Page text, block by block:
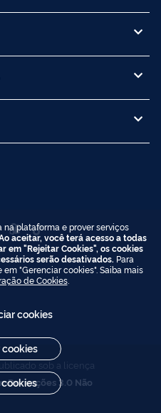
sob a licença
3.0 Não
na plataforma e prover serviços
aceitar, você terá acesso a todas
em "Rejeitar Cookies", os cookies
serão desativados. Para
"Gerenciar cookies". Saiba mais
de Cookies.
cookies
cookies